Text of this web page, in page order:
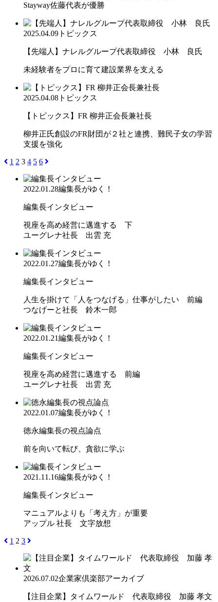
Stayway佐藤代表が優勝
2025.04.09 トピックス
【先端人】ナレルグループ代表取締役 小林 良氏
未経験者をプロに育て建設業界を支える
2025.04.08 トピックス
【トピックス】FR 柳井正会長兼社長
柳井正氏創設のFR財団が２社と連携、難民子女の学習
支援を強化
1 2 3 4 5 6
2022.01.28編集長がゆく！
編集長インタビュー
視座を高め経営に邁進する 下
ユーグレナ社長 出雲 充
2022.01.27編集長がゆく！
編集長インタビュー
人生を掛けて「人をつなげる」仕事がしたい 前編
つなげーと社長 鈴木一郎
2022.01.21編集長がゆく！
編集長インタビュー
視座を高め経営に邁進する 前編
ユーグレナ社長 出雲 充
2022.01.07編集長がゆく！
徳永編集長の視点論点
前を向いて転び、貪欲に学ぶ
2021.11.16編集長がゆく！
編集長インタビュー
マニュアルよりも「考え方」が重要
アップル 社長 文字放想
1 2 3
2026.07.02企業家倶楽部アーカイブ
【注目企業】タイムワールド 代表取締役 加藤 孝文